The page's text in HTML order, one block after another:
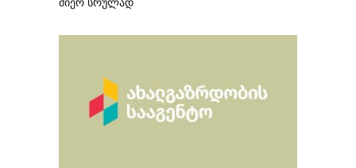
მიერ სრულად